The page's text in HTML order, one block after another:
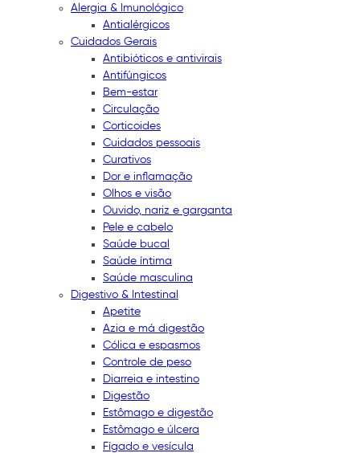
Alergia & Imunológico
Antialérgicos
Cuidados Gerais
Antibióticos e antivirais
Antifúngicos
Bem-estar
Circulação
Corticoides
Cuidados pessoais
Curativos
Dor e inflamação
Olhos e visão
Ouvido, nariz e garganta
Pele e cabelo
Saúde bucal
Saúde íntima
Saúde masculina
Digestivo & Intestinal
Apetite
Azia e má digestão
Cólica e espasmos
Controle de peso
Diarreia e intestino
Digestão
Estômago e digestão
Estômago e úlcera
Fígado e vesícula